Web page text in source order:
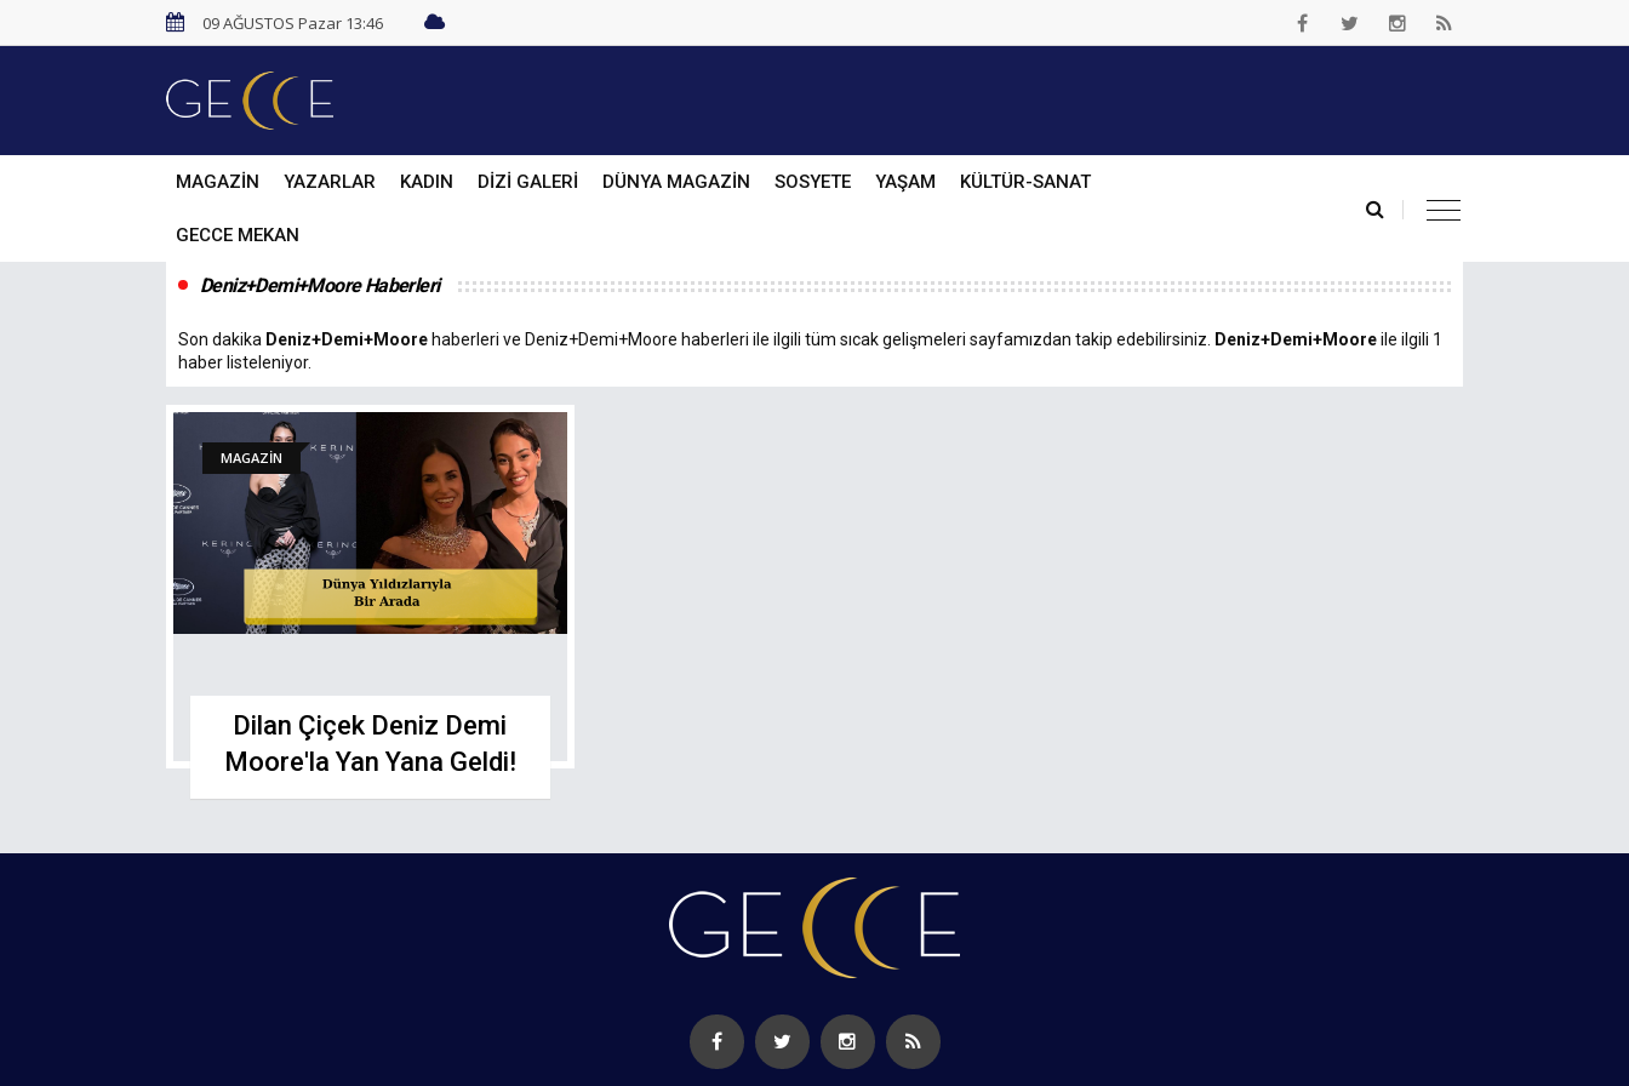
09 AĞUSTOS Pazar 13:46
MAGAZİN YAZARLAR KADIN DİZİ GALERİ DÜNYA MAGAZİN SOSYETE YAŞAM KÜLTÜR-SANAT
GECCE MEKAN
Deniz+Demi+Moore Haberleri
Son dakika Deniz+Demi+Moore haberleri ve Deniz+Demi+Moore haberleri ile ilgili tüm sıcak gelişmeleri sayfamızdan takip edebilirsiniz. Deniz+Demi+Mooreile ilgili 1
haber listeleniyor.
MAGAZİN
Dilan Çiçek Deniz Demi
Moore'la Yan Yana Geldi!